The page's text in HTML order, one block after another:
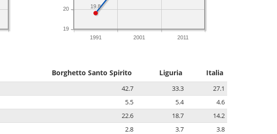
1991 2001 2011
19
20 19.8
Borghetto Santo Spirito Liguria Italia
42.7 33.3
27.1
5.5 5.4
4.6
22.6 18.7
14.2
2.8 3.7 3.8